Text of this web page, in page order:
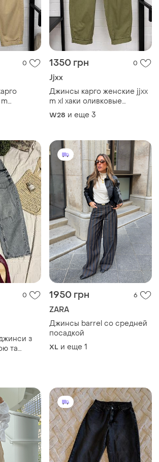
0 1350 грн 0
Jjxx
Джинсы карго женские jjxx
m xl хаки оливковые
коттоновые (12345830-32)
W28 и еще 3
0
з
та
1950 грн 6
ZARA
Джинсы barrel со средней
посадкой
XL и еще 1